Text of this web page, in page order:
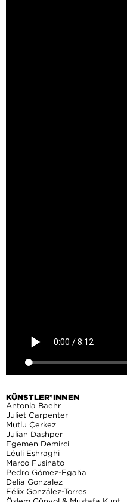
KÜNSTLER*INNEN
Antonia Baehr
Juliet Carpenter
Mutlu Çerkez
Julian Dashper
Egemen Demirci
Léuli Eshrāghi
Marco Fusinato
Pedro Gómez-Egaña
Delia Gonzalez
Félix González-Torres